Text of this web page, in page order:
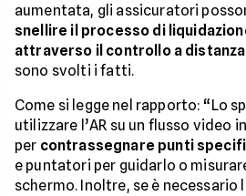
aumentata, gli assicuratori
snellire il processo di
attraverso il controllo a distanza
sono svolti i fatti.
Come si legge nel rapporto: “Lo
utilizzare l’AR su un flusso video
per contrassegnare punti
e puntatori per guidarlo o
schermo. Inoltre, se è necessario